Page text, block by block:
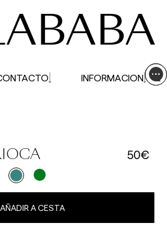
50€
AÑADIR A CESTA
INFORMACION